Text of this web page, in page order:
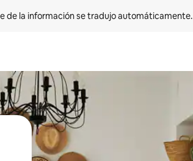
de la información se tradujo automáticamente.